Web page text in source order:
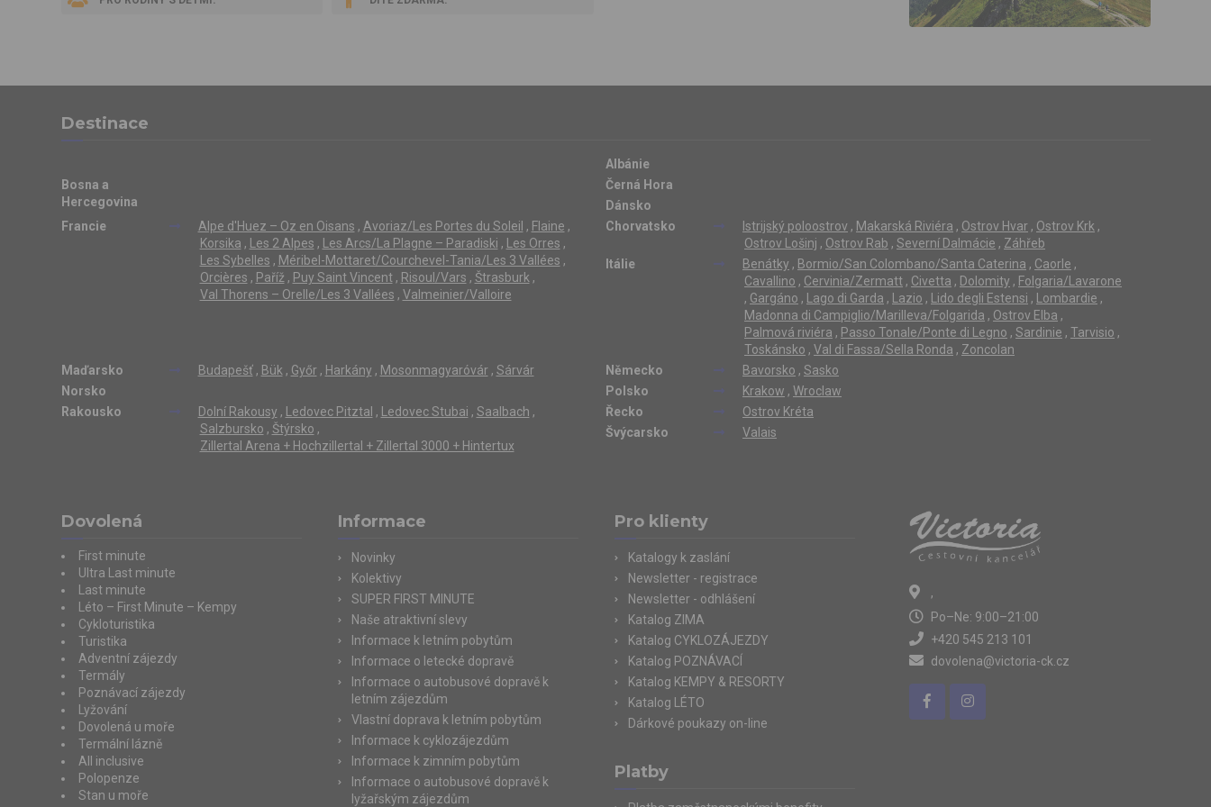
Destinace
Albánie
Bosna a
Hercegovina
Černá Hora
Dánsko
Francie
Alpe d'Huez – Oz en Oisans , Avoriaz/Les Portes du Soleil , Flaine ,
Korsika , Les 2 Alpes , Les Arcs/La Plagne – Paradiski , Les Orres ,
Les Sybelles , Méribel-Mottaret/Courchevel-Tania/Les 3 Vallées ,
Orcières , Paříž , Puy Saint Vincent, Risoul/Vars , Štrasburk ,
Val Thorens – Orelle/Les 3 Vallées , Valmeinier/Valloire
Chorvatsko Istrijský poloostrov , Makarská Riviéra , Ostrov Hvar , Ostrov Krk ,
Ostrov Lošinj , Ostrov Rab , Severní Dalmácie , Záhřeb
Itálie
Benátky , Bormio/San Colombano/Santa Caterina , Caorle ,
Cavallino , Cervinia/Zermatt , Civetta , Dolomity , Folgaria/Lavarone
, Gargáno , Lago di Garda , Lazio , Lido degli Estensi , Lombardie ,
Madonna di Campiglio/Marilleva/Folgarida , Ostrov Elba ,
Palmová riviéra , Passo Tonale/Ponte di Legno , Sardinie , Tarvisio ,
Toskánsko , Val di Fassa/Sella Ronda , Zoncolan
Maďarsko
Budapešť, Bük , Győr , Harkány , Mosonmagyaróvár , Sárvár Německo Bavorsko , Sasko
Norsko
Polsko Krakow , Wroclaw
Rakousko
Dolní Rakousy , Ledovec Pitztal , Ledovec Stubai , Saalbach ,
Salzbursko , Štýrsko ,
Zillertal Arena + Hochzillertal + Zillertal 3000 + Hintertux
Řecko
Ostrov Kréta
Švýcarsko
Valais
Dovolená
First minute
Ultra Last minute
Last minute
Léto – First Minute – Kempy
Cykloturistika
Turistika
Adventní zájezdy
Termály
Poznávací zájezdy
Lyžování
Dovolená u moře
Termální lázně
All inclusive
Polopenze
Stan u moře
Informace
Novinky
Kolektivy
SUPER FIRST MINUTE
Naše atraktivní slevy
Informace k letním pobytům
Informace o letecké dopravě
Informace o autobusové dopravě k
letním zájezdům
Vlastní doprava k letním pobytům
Informace k cyklozájezdům
Informace k zimním pobytům
Informace o autobusové dopravě k
lyžařským zájezdům
Pro klienty
Katalogy k zaslání
Newsletter - registrace
Newsletter - odhlášení
Katalog ZIMA
Katalog CYKLOZÁJEZDY
Katalog POZNÁVACÍ
Katalog KEMPY & RESORTY
Katalog LÉTO
Dárkové poukazy on-line
Platby
,
Po–Ne: 9:00–21:00
+420 545 213 101
dovolena@victoria-ck.cz